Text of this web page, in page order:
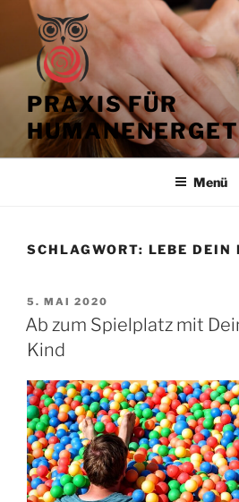
springen
PRAXIS FÜR
Menü
SCHLAGWORT: LEBE DEIN
VERÖFFENTLICHT
AM
5. MAI 2020
Ab zum Spielplatz mit
Kind